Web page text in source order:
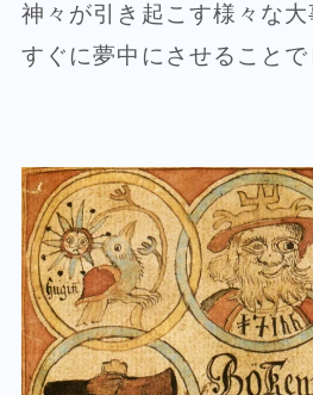
神々が引き起こす様々な
すぐに夢中にさせることで